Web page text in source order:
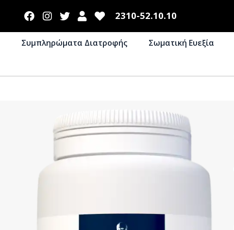
2310-52.10.10
Συμπληρώματα Διατροφής Σωματική Ευεξία